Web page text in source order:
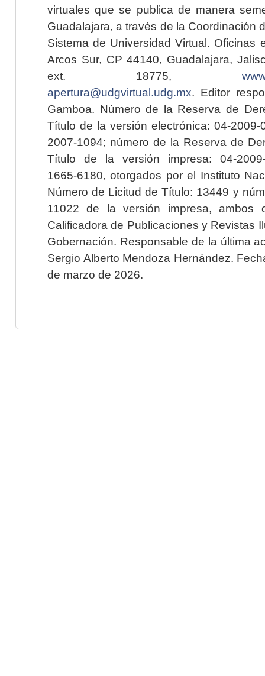
virtuales que se publica de manera
Guadalajara, a través de la Coordinación
Sistema de Universidad Virtual. Oficinas
Arcos Sur, CP 44140, Guadalajara,
ext. 18775,
apertura@udgvirtual.udg.mx. Editor
Gamboa. Número de la Reserva de
Título de la versión electrónica: 04-2009-
2007-1094; número de la Reserva de
Título de la versión impresa: 04-2009-
1665-6180, otorgados por el Instituto
Número de Licitud de Título: 13449 y
11022 de la versión impresa, ambos
Calificadora de Publicaciones y Revistas
Gobernación. Responsable de la última
Sergio Alberto Mendoza Hernández.
de marzo de 2026.